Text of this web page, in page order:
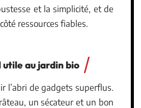
et la simplicité, et de
ressources fiables.
au jardin bio
l’abri de gadgets superflus.
un sécateur et un bon